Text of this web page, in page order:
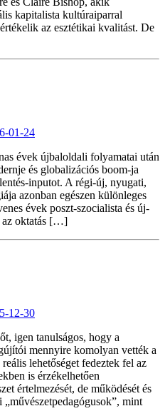
kapitalista kultúraiparral
az esztétikai kvalitást. De
01-24
évek újbaloldali folyamatai után
és globalizációs boom-ja
inputot. A régi-új, nyugati,
azonban egészen különleges
évek poszt-szocialista és új-
az oktatás […]
12-30
igen tanulságos, hogy a
mennyire komolyan vették a
lehetőséget fedeztek fel az
is érzékelhetően
értelmezését, de működését és
mint